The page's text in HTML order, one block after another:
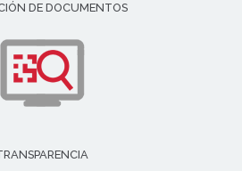
DE DOCUMENTOS